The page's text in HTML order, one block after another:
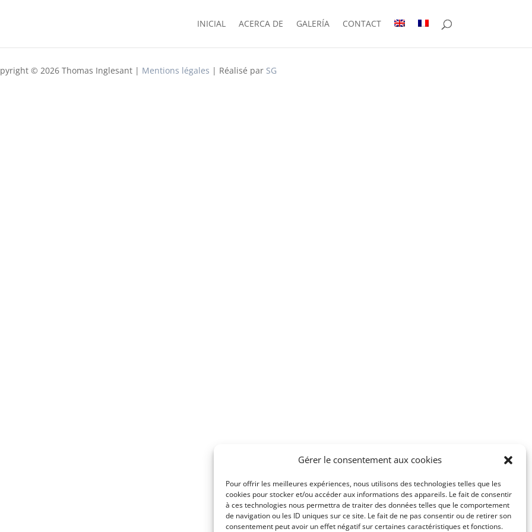
Gérer le consentement aux cookies
Pour offrir les meilleures expériences, nous utilisons des technologies telles que les
cookies pour stocker et/ou accéder aux informations des appareils. Le fait de consentir
à ces technologies nous permettra de traiter des données telles que le comportement
de navigation ou les ID uniques sur ce site. Le fait de ne pas consentir ou de retirer son
consentement peut avoir un effet négatif sur certaines caractéristiques et fonctions.
INICIAL ACERCA DE GALERÍA CONTACT
© 2026 Thomas Inglesant | Mentions légales | Réalisé par SG